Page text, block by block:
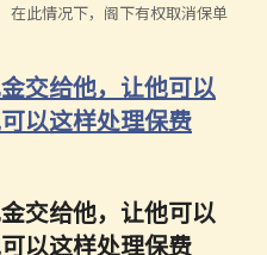
在此情况下，阁下有权取消保单
交给他，让他可以
以这样处理保费
交给他，让他可以
以这样处理保费